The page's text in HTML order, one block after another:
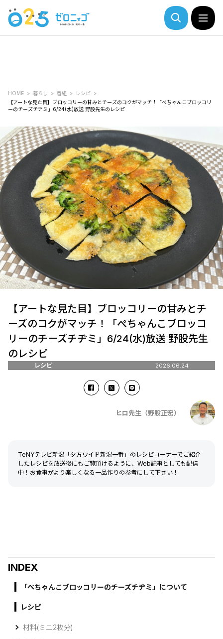
HOME 暮らし 番組
レシピ
【アートな見た目】ブロッコリーの甘みとチーズのコクがマッチ！「ぺちゃんこブロッコリ
ーのチーズチヂミ」6/24(水)放送 野股先生のレシピ
【アートな見た目】ブロッコリーの甘みとチ
ーズのコクがマッチ！「ぺちゃんこブロッコ
リーのチーズチヂミ」6/24(水)放送 野股先生
のレシピ
レシピ 2026.06.24
ヒロ先生（野股正宏）
TeNYテレビ新潟「夕方ワイド新潟一番」のレシピコーナーでご紹介
したレシピを放送後にもご覧頂けるように、Web記事としても配信
中！お食事がより楽しくなる一品作りの参考にして下さい！
INDEX
「ぺちゃんこブロッコリーのチーズチヂミ」について
レシピ
材料(ミニ2枚分)